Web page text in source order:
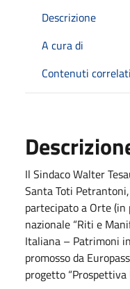
Descrizione
A cura di
Contenuti correlati
Il Sindaco Walter
Santa Toti
partecipato a Orte (in
nazionale “Riti e
Italiana – Patrimoni
promosso da
progetto “Prospettiva